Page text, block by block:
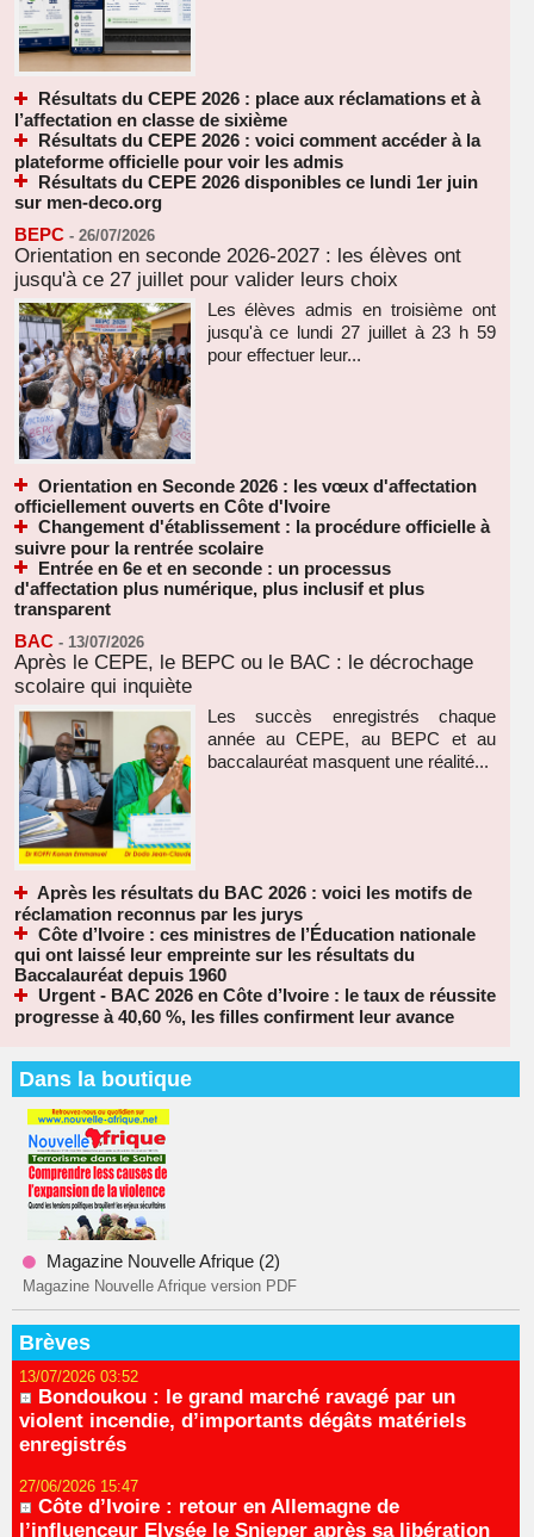
Résultats du CEPE 2026 : place aux réclamations et à
l’affectation en classe de sixième
Résultats du CEPE 2026 : voici comment accéder à la
plateforme officielle pour voir les admis
Résultats du CEPE 2026 disponibles ce lundi 1er juin
sur men-deco.org
BEPC - 26/07/2026
Orientation en seconde 2026-2027 : les élèves ont
jusqu'à ce 27 juillet pour valider leurs choix
Les élèves admis en troisième ont
jusqu'à ce lundi 27 juillet à 23 h 59
pour effectuer leur...
Orientation en Seconde 2026 : les vœux d'affectation
officiellement ouverts en Côte d'Ivoire
Changement d'établissement : la procédure officielle à
suivre pour la rentrée scolaire
Entrée en 6e et en seconde : un processus
d'affectation plus numérique, plus inclusif et plus
transparent
BAC - 13/07/2026
Après le CEPE, le BEPC ou le BAC : le décrochage
scolaire qui inquiète
Les succès enregistrés chaque
année au CEPE, au BEPC et au
baccalauréat masquent une réalité...
Après les résultats du BAC 2026 : voici les motifs de
réclamation reconnus par les jurys
Côte d’Ivoire : ces ministres de l’Éducation nationale
qui ont laissé leur empreinte sur les résultats du
Baccalauréat depuis 1960
Urgent - BAC 2026 en Côte d’Ivoire : le taux de réussite
progresse à 40,60 %, les filles confirment leur avance
Dans la boutique
Magazine Nouvelle Afrique (2)
Magazine Nouvelle Afrique version PDF
Brèves
13/07/2026 03:52
Bondoukou : le grand marché ravagé par un
violent incendie, d’importants dégâts matériels
enregistrés
27/06/2026 15:47
Côte d’Ivoire : retour en Allemagne de
l’influenceur Elysée le Snieper après sa libération